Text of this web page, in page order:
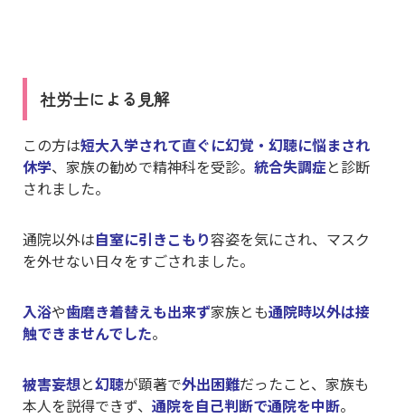
社労士による見解
この方は短大入学されて直ぐに幻覚・幻聴に悩まされ
休学、家族の勧めで精神科を受診。 統合失調症と診断
されました。
通院以外は自室に引きこもり容姿を気にされ、マスク
を外せない日々をすごされました。
入浴や歯磨き着替えも出来ず家族とも通院時以外は接
触できませんでした。
被害妄想と幻聴が顕著で外出困難だったこと、家族も
本人を説得できず、 通院を自己判断で通院を中断。